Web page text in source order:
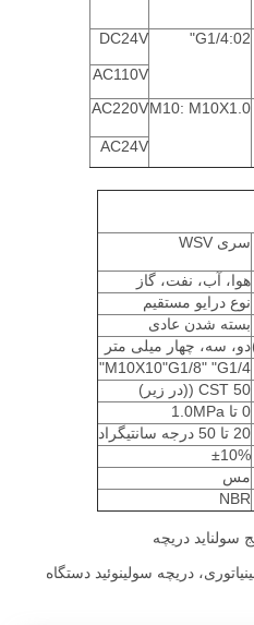
02:G1/4"
DC24V
AC110V
M10: M10X1.0
AC220V
AC24V
سری WSV
هوا، آب، نفت، گاز
نوع درایو مستقیم
بسته شدن عادی
دو، سه، چهار میلی متر
M10X10"G1/8" "G1/4"
50 CST ((در زیر)
0 تا 1.0MPa
20 تا 50 درجه سانتیگراد
±10%
مس
NBR
دریچه سولینوئید دستگاه